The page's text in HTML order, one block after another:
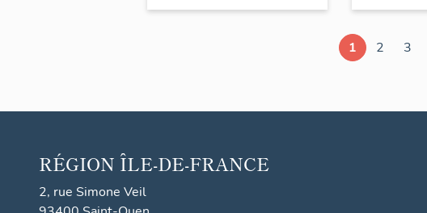
1 2 3
RÉGION ÎLE-DE-FRANCE
2, rue Simone Veil